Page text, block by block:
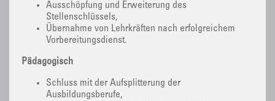
Ausschöpfung und Erweiterung des
Stellenschlüssels,
Übernahme von Lehrkräften nach erfolgreichem
Vorbereitungsdienst.
Pädagogisch
Schluss mit der Aufsplitterung der
Ausbildungsberufe,